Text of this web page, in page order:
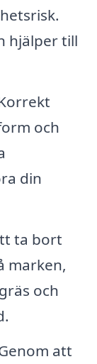
hjälper till
och
din
ta bort
marken,
och
att